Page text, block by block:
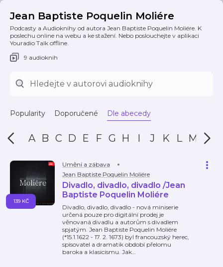
Jean Baptiste Poquelin Moliére
Podcasty a Audioknihy od autora Jean Baptiste Poquelin Moliére. K
poslechu online na webu a ke stažení. Nebo poslouchejte v aplikaci
Youradio Talk offline.
9 audioknih
Popularity Doporučené Dle abecedy
A B C D E F G H I J K L M N
Umění a zábava
Jean Baptiste Poquelin Moliére
Divadlo, divadlo, divadlo /Jean
Baptiste Poquelin Moliére
Divadlo, divadlo, divadlo - nová miniserie
určená pouze pro digitální prodej je
věnovaná divadlu a autorům s divadlem
spjatým. Jean Baptiste Poquelin Moliére
(*15.1.1622 - 17. 2. 1673) byl francouzský herec,
spisovatel a dramatik období přelomu
baroka a klasicismu. Jak…
139 KČ